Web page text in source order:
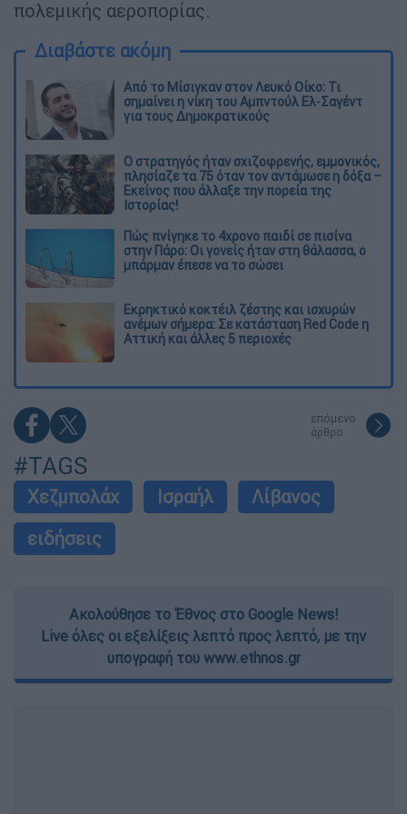
πολεμικής αεροπορίας.
Διαβάστε ακόμη
Από το Μίσιγκαν στον Λευκό Οίκο: Τι
σημαίνει η νίκη του Αμπντούλ Ελ-Σαγέντ
για τους Δημοκρατικούς
O στρατηγός ήταν σχιζοφρενής, εμμονικός,
πλησίαζε τα 75 όταν τον αντάμωσε η δόξα –
Εκείνος που άλλαξε την πορεία της
Ιστορίας!
Πώς πνίγηκε το 4χρονο παιδί σε πισίνα
στην Πάρο: Οι γονείς ήταν στη θάλασσα, ο
μπάρμαν έπεσε να το σώσει
Εκρηκτικό κοκτέιλ ζέστης και ισχυρών
ανέμων σήμερα: Σε κατάσταση Red Code η
Αττική και άλλες 5 περιοχές
επόμενο
άρθρο
#TAGS
Χεζμπολάχ Ισραήλ
Λίβανος
ειδήσεις
Ακολούθησε το Έθνος στο Google News!
Live όλες οι εξελίξεις λεπτό προς λεπτό, με την
υπογραφή του www.ethnos.gr